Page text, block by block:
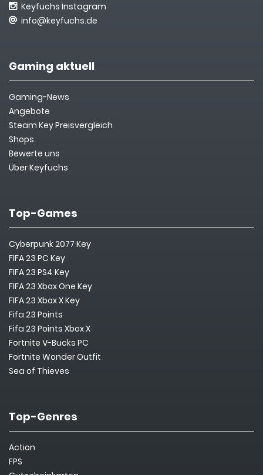
Keyfuchs Instagram
info@keyfuchs.de
Gaming aktuell
Gaming-News
Angebote
Steam Key Preisvergleich
Shops
Bewerte uns
Über Keyfuchs
Top-Games
Cyberpunk 2077 Key
FIFA 23 PC Key
FIFA 23 PS4 Key
FIFA 23 Xbox One Key
FIFA 23 Xbox X Key
Fifa 23 Points
Fifa 23 Points Xbox X
Fortnite V-Bucks PC
Fortnite Wonder Outfit
Sea of Thieves
Top-Genres
Action
FPS